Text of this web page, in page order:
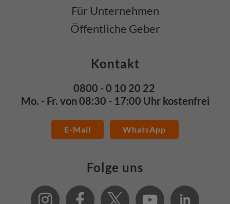
Für Unternehmen
Öffentliche Geber
Kontakt
0800 - 0 10 20 22
Mo. - Fr. von 08:30 - 17:00 Uhr kostenfrei
E-Mail WhatsApp
Folge uns